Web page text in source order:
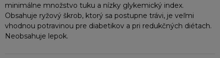
minimálne množstvo tuku a nízky glykemický index.
Obsahuje ryžový škrob, ktorý sa postupne trávi, je veľmi
vhodnou potravinou pre diabetikov a pri redukčných diétach.
Neobsahuje lepok.